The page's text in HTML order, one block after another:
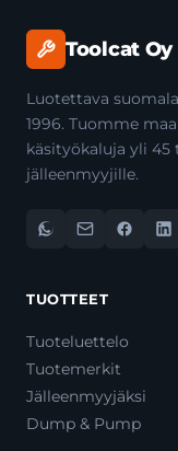
Toolcat Oy
Luotettava
1996. Tuomme
käsityökaluja yli
jälleenmyyjille.
TUOTTEET
Tuoteluettelo
Tuotemerkit
Jälleenmyyjäksi
Dump & Pump